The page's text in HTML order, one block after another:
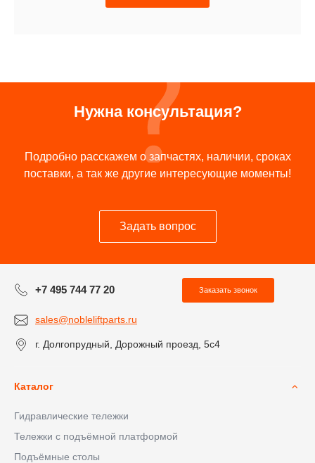
Нужна консультация?
Подробно расскажем о запчастях, наличии, сроках
поставки, а так же другие интересующие моменты!
Задать вопрос
+7 495 744 77 20 Заказать звонок
sales@nobleliftparts.ru
г. Долгопрудный, Дорожный проезд, 5с4
Каталог
Гидравлические тележки
Тележки с подъёмной платформой
Подъёмные столы